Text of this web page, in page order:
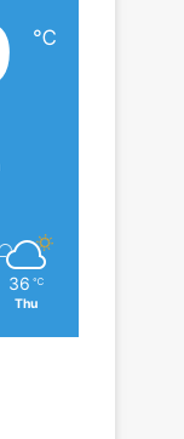
℃
36 ℃
Thu